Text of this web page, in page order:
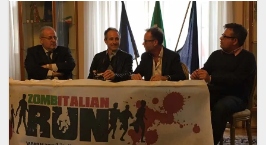
c
e
b
o
o
k
at
A
p
p
k
e
dI
n
ail n
di
vi
di